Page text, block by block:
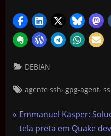
DEBIAN
agente ssh,gpg-agent,
Emmanuel Kasper:
tela preta em Quake